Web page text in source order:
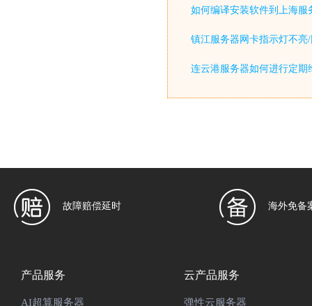
如何编译安装软件到上海服
镇江服务器网卡指示灯不亮
连云港服务器如何进行定期
故障赔偿延时 海外免备
产品服务
AI超算服务器
云产品服务
弹性云服务器